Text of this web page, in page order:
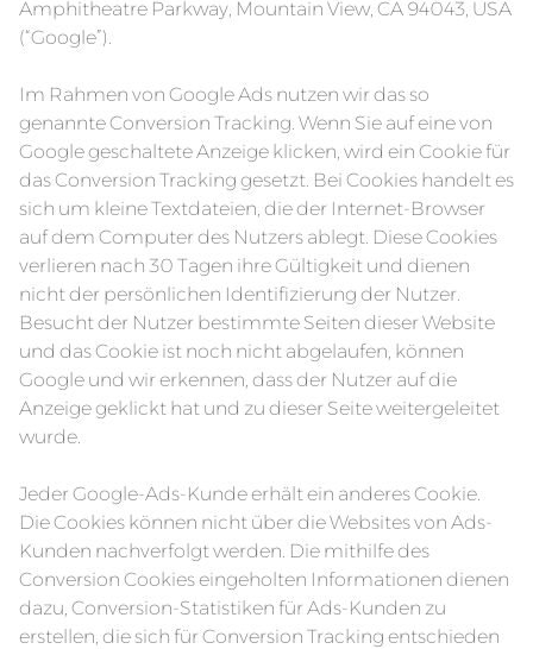
Amphitheatre Parkway, Mountain View, CA 94043, USA
(“Google”).
Im Rahmen von Google Ads nutzen wir das so
genannte Conversion Tracking. Wenn Sie auf eine von
Google geschaltete Anzeige klicken, wird ein Cookie für
das Conversion Tracking gesetzt. Bei Cookies handelt es
sich um kleine Textdateien, die der Internet-Browser
auf dem Computer des Nutzers ablegt. Diese Cookies
verlieren nach 30 Tagen ihre Gültigkeit und dienen
nicht der persönlichen Identifizierung der Nutzer.
Besucht der Nutzer bestimmte Seiten dieser Website
und das Cookie ist noch nicht abgelaufen, können
Google und wir erkennen, dass der Nutzer auf die
Anzeige geklickt hat und zu dieser Seite weitergeleitet
wurde.
Jeder Google-Ads-Kunde erhält ein anderes Cookie.
Die Cookies können nicht über die Websites von Ads-
Kunden nachverfolgt werden. Die mithilfe des
Conversion Cookies eingeholten Informationen dienen
dazu, Conversion-Statistiken für Ads-Kunden zu
erstellen, die sich für Conversion Tracking entschieden